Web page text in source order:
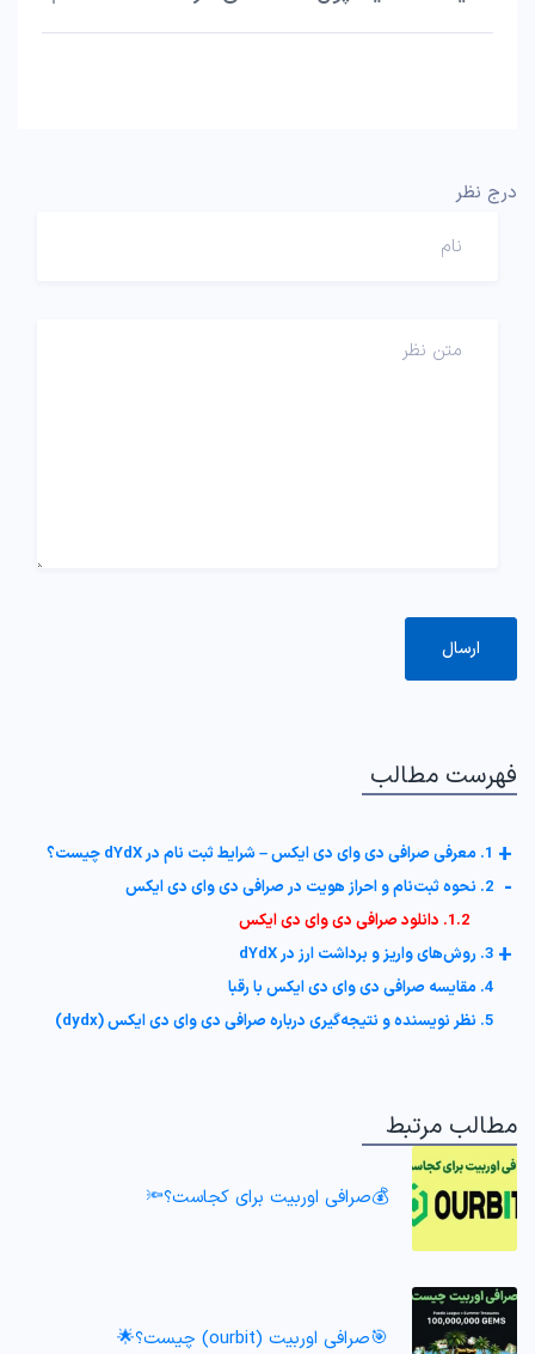
درج نظر
فهرست مطالب
1. معرفی صرافی دی وای دی ایکس – شرایط ثبت نام در dYdX چیست؟ +
2. نحوه ثبت‌نام و احراز هویت در صرافی دی وای دی ایکس -
1.2. دانلود صرافی دی وای دی ایکس
3. روش‌های واریز و برداشت ارز در dYdX +
4. مقایسه صرافی دی وای دی ایکس با رقبا
5. نظر نویسنده و نتیجه‌گیری درباره صرافی دی وای دی ایکس (dydx)
مطالب مرتبط
💰صرافی اوربیت برای کجاست؟🔦
🎯صرافی اوربیت (ourbit) چیست؟🌟